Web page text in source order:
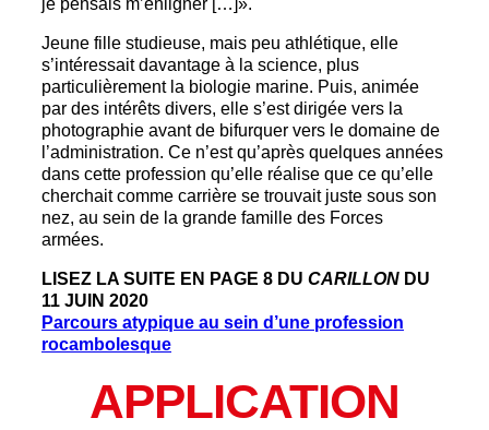
je pensais m’enligner […]».
Jeune fille studieuse, mais peu athlétique, elle
s’intéressait davantage à la science, plus
particulièrement la biologie marine. Puis, animée
par des intérêts divers, elle s’est dirigée vers la
photographie avant de bifurquer vers le domaine de
l’administration. Ce n’est qu’après quelques années
dans cette profession qu’elle réalise que ce qu’elle
cherchait comme carrière se trouvait juste sous son
nez, au sein de la grande famille des Forces
armées.
LISEZ LA SUITE EN PAGE 8 DU CARILLON DU
11 JUIN 2020
Parcours atypique au sein d’une profession
rocambolesque
APPLICATION